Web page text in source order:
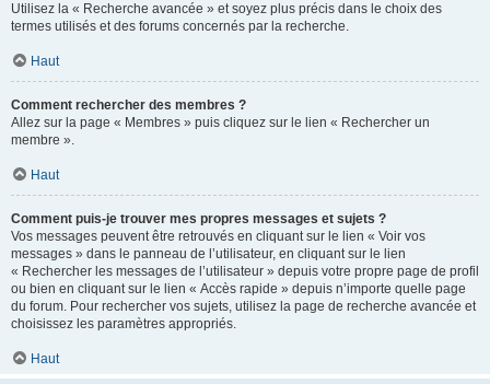
Utilisez la « Recherche avancée » et soyez plus précis dans le choix des
termes utilisés et des forums concernés par la recherche.
Haut
Comment rechercher des membres ?
Allez sur la page « Membres » puis cliquez sur le lien « Rechercher un
membre ».
Haut
Comment puis-je trouver mes propres messages et sujets ?
Vos messages peuvent être retrouvés en cliquant sur le lien « Voir vos
messages » dans le panneau de l’utilisateur, en cliquant sur le lien
« Rechercher les messages de l’utilisateur » depuis votre propre page de profil
ou bien en cliquant sur le lien « Accès rapide » depuis n’importe quelle page
du forum. Pour rechercher vos sujets, utilisez la page de recherche avancée et
choisissez les paramètres appropriés.
Haut